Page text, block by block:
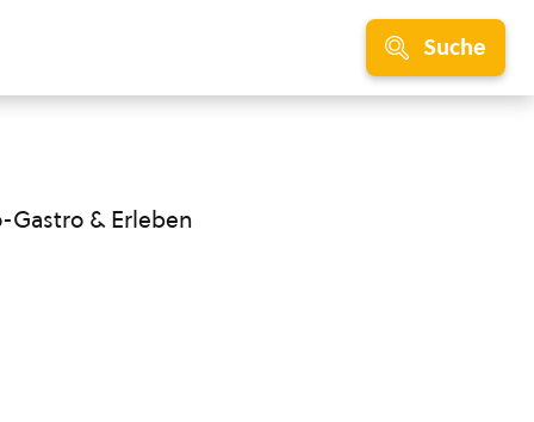
Suche
Gastro & Erleben